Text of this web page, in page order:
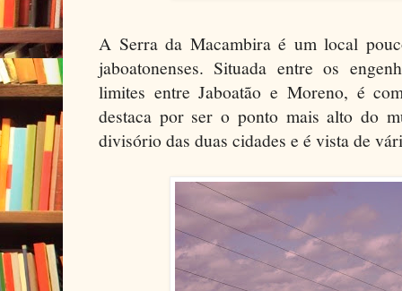
A Serra da Macambira é um local
jaboatonenses. Situada entre os
limites entre Jaboatão e Moreno, é
destaca por ser o ponto mais alto do
divisório das duas cidades e é vista de